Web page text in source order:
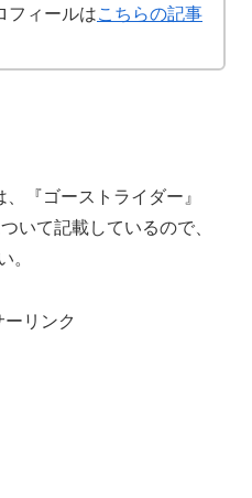
フィールはこちらの記事
『ゴーストライダー』
いて記載しているので、
。
ーリンク